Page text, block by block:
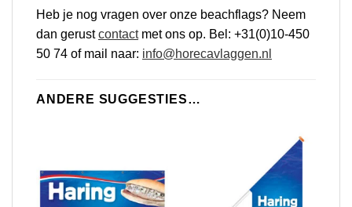
Heb je nog vragen over onze beachflags? Neem
dan gerustcontactmet ons op. Bel: +31(0)10-450
50 74 of mail naar: info@horecavlaggen.nl
ANDERE SUGGESTIES…